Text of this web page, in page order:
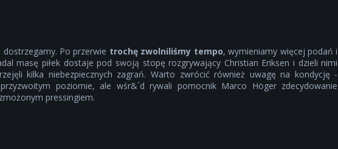
Po przerwie trochę zwolniliśmy tempo, wymieniamy więcej podań i
masę piłek dostaje pod swoją stopę rozgrywający Christian Eriksen i dzieli nimi
kilka niebezpiecznych zagrań. Warto zwrócić również uwagę na kondycję -
poziomie, ale wśr&´d rywali pomocnik Marco Höger zdecydowanie
pressingiem.